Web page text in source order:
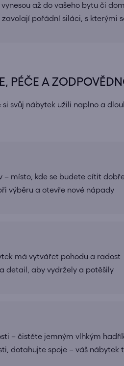
až do vašeho bytu či
pořádní siláci, s kterými
PÉČE A
svůj nábytek užili naplno a
– místo, kde se budete cítit
výběru a otevře nové nápady
má vytvářet pohodu a radost
detail, aby vydržely a potěšily
– čistěte jemným vlhkým
dotahujte spoje – váš nábytek